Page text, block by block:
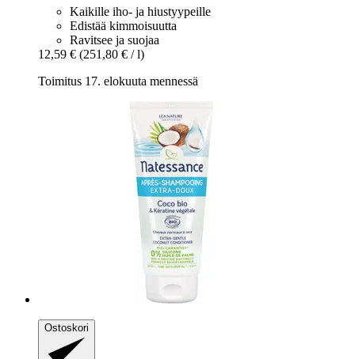
Kaikille iho- ja hiustyypeille
Edistää kimmoisuutta
Ravitsee ja suojaa
12,59 € (251,80 € / l)
Toimitus 17. elokuuta mennessä
Ostoskori